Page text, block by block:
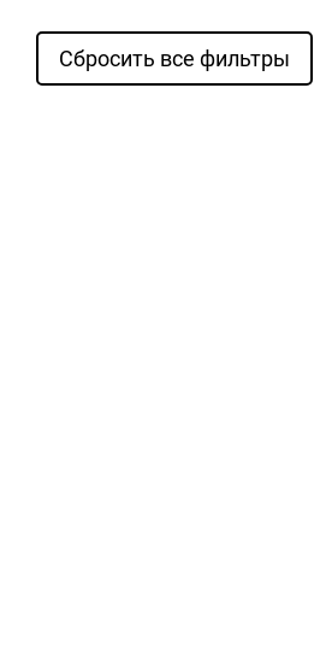
Сбросить все фильтры